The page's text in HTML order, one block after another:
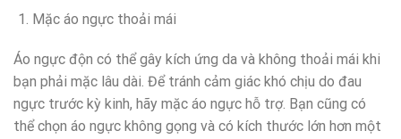
Mặc áo ngực thoải mái
Áo ngực độn có thể gây kích ứng da và không thoải mái khi
bạn phải mặc lâu dài. Để tránh cảm giác khó chịu do đau
ngực trước kỳ kinh, hãy mặc áo ngực hỗ trợ. Bạn cũng có
thể chọn áo ngực không gọng và có kích thước lớn hơn một